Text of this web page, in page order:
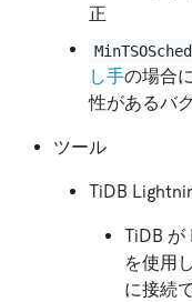
正
し手の場合
性があるバ
ツール
TiDB
TiDB が
を使用
に接続